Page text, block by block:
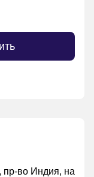
пр-во Индия, на